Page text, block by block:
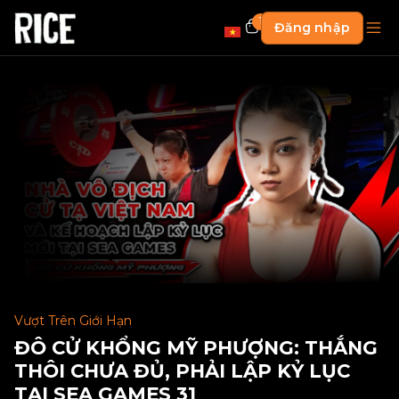
1 Đăng nhập
Vượt Trên Giới Hạn
ĐÔ CỬ KHỔNG MỸ PHƯỢNG: THẮNG
THÔI CHƯA ĐỦ, PHẢI LẬP KỶ LỤC
TẠI SEA GAMES 31